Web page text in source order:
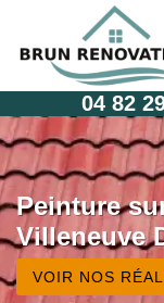
04 82
Peinture
Villeneuve
VOIR NOS